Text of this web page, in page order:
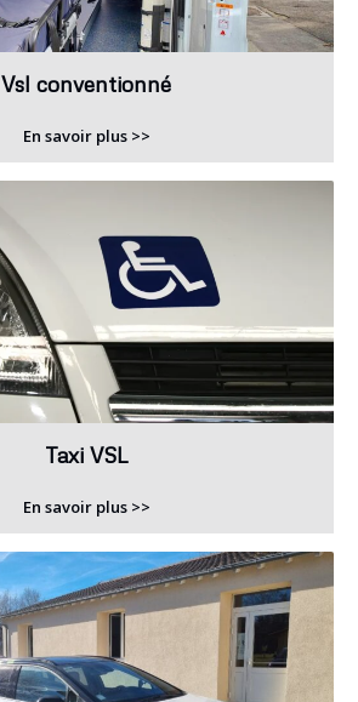
Vsl conventionné
En savoir plus >>
Taxi VSL
En savoir plus >>